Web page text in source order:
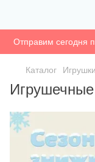
Отправим сегодня
Каталог